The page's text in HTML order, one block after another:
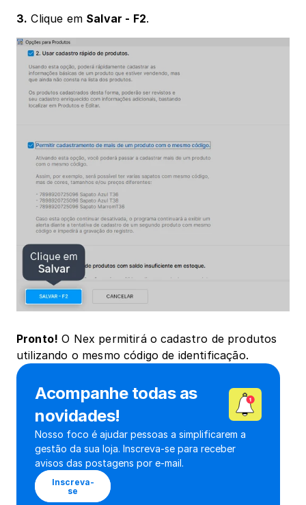
3. Clique em Salvar - F2.
Pronto! O Nex permitirá o cadastro de produtos
utilizando o mesmo código de identificação.
Acompanhe todas as
novidades!
Nosso foco é ajudar pessoas a simplificarem a
gestão da sua loja. Inscreva-se para receber
avisos das postagens por e-mail.
Inscreva-
se